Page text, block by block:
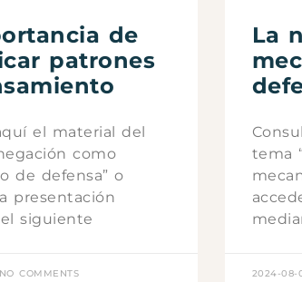
de
patrones
el material del
como
de defensa” o
presentación
siguiente
NO COMMENTS
La
tema
2024-08-